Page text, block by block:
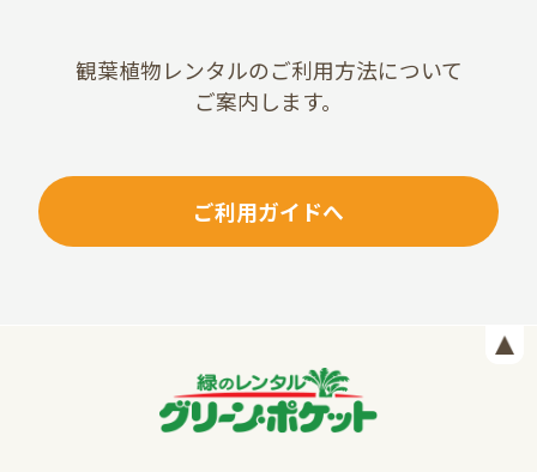
観葉植物レンタルのご利用方法について
ご案内します。
ご利用ガイドへ